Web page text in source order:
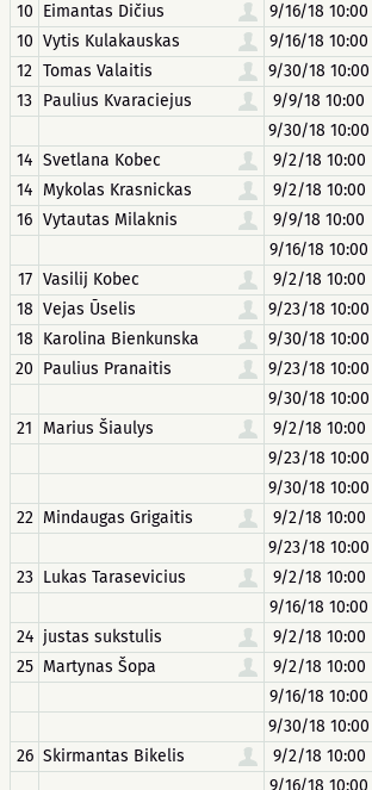
10 Eimantas Dičius 9/16/18 10:00
10 Vytis Kulakauskas 9/16/18 10:00
12 Tomas Valaitis 9/30/18 10:00
13 Paulius Kvaraciejus 9/9/18 10:00
9/30/18 10:00
14 Svetlana Kobec 9/2/18 10:00
14 Mykolas Krasnickas 9/2/18 10:00
16 Vytautas Milaknis 9/9/18 10:00
9/16/18 10:00
17 Vasilij Kobec 9/2/18 10:00
18 Vejas Ūselis 9/23/18 10:00
18 Karolina Bienkunska 9/30/18 10:00
20 Paulius Pranaitis 9/23/18 10:00
9/30/18 10:00
21
Marius Šiaulys 9/2/18 10:00
9/23/18 10:00
9/30/18 10:00
22 Mindaugas Grigaitis 9/2/18 10:00
9/23/18 10:00
23 Lukas Tarasevicius 9/2/18 10:00
9/16/18 10:00
24 justas sukstulis 9/2/18 10:00
25 Martynas Šopa 9/2/18 10:00
9/16/18 10:00
9/30/18 10:00
26 Skirmantas Bikelis 9/2/18 10:00
9/16/18 10:00